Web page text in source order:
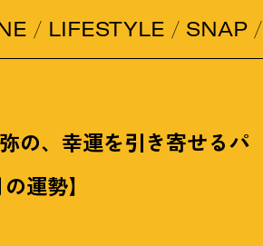
LIFESTYLE SNAP
の、幸運を引き寄せるパ
運勢】